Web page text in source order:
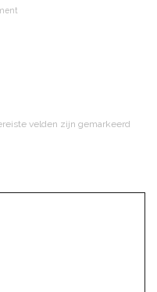
velden zijn gemarkeerd